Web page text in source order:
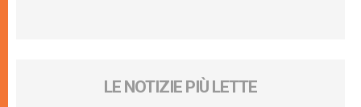
LE NOTIZIE PIÙ LETTE